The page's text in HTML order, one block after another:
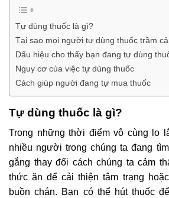
Tự dùng thuốc là gì?
Tại sao mọi người tự dùng thuốc trầm
Dấu hiệu cho thấy bạn đang tự dùng
Nguy cơ của việc tự dùng thuốc
Cách giúp người đang tự mua thuốc
Tự dùng thuốc là gì?
Trong những thời điểm vô cùng lo
nhiều người trong chúng ta đang
gắng thay đổi cách chúng ta cảm
thức ăn để cải thiện tâm trạng
buồn chán. Bạn có thể hút thuốc